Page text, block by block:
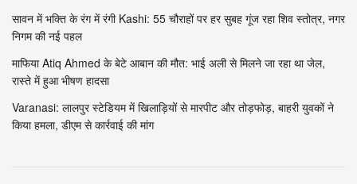
सावन में भक्ति के रंग में रंगी Kashi: 55 चौराहों पर हर सुबह गूंज रहा शिव स्तोत्र, नगर
निगम की नई पहल
माफिया Atiq Ahmed के बेटे आबान की मौत: भाई अली से मिलने जा रहा था जेल,
रास्ते में हुआ भीषण हादसा
Varanasi: लालपुर स्टेडियम में खिलाड़ियों से मारपीट और तोड़फोड़, बाहरी युवकों ने
किया हमला, डीएम से कार्रवाई की मांग